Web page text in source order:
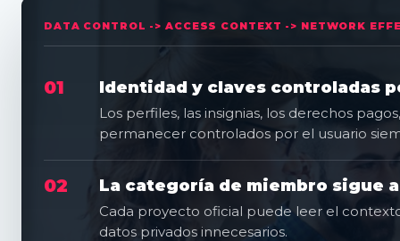
01 Identidad y claves controladas
Los perfiles, las insignias, los derechos
permanecer controlados por el usuario
02 La categoría de miembro sigue
Cada proyecto oficial puede leer el
datos privados innecesarios.